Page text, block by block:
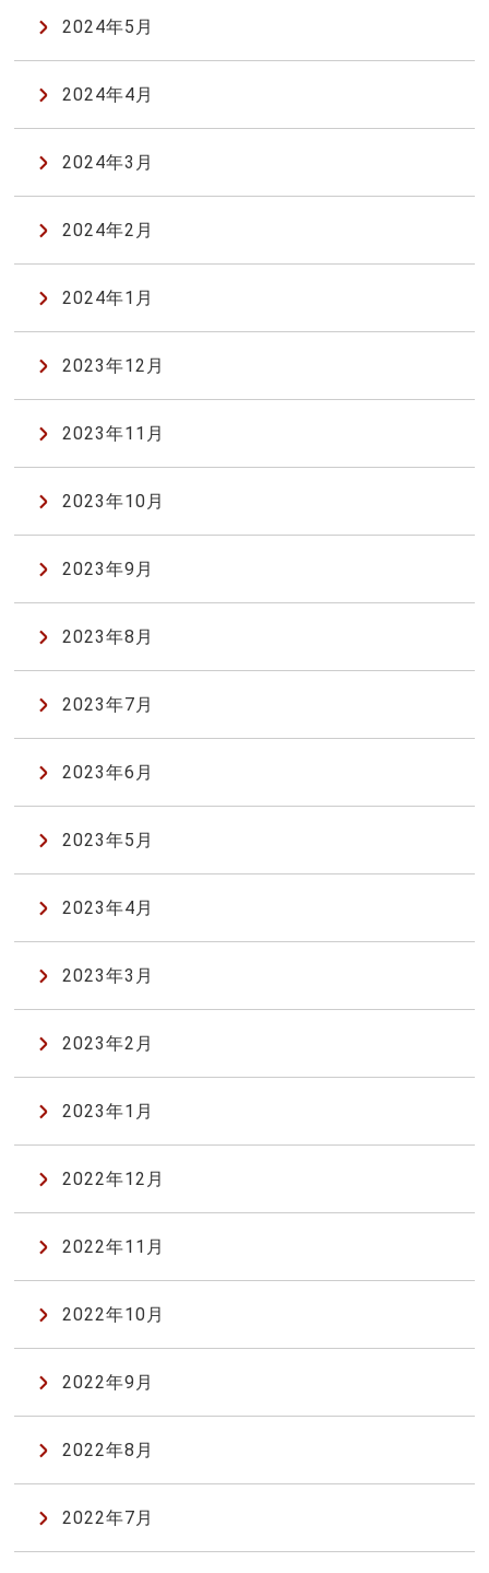
2024年5月
2024年4月
2024年3月
2024年2月
2024年1月
2023年12月
2023年11月
2023年10月
2023年9月
2023年8月
2023年7月
2023年6月
2023年5月
2023年4月
2023年3月
2023年2月
2023年1月
2022年12月
2022年11月
2022年10月
2022年9月
2022年8月
2022年7月